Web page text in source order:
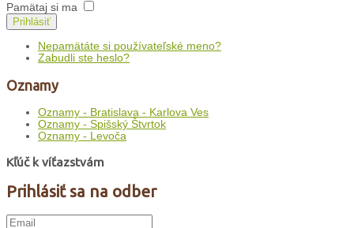
Pamätaj si ma
Prihlásiť
Nepamätáte si používateľské meno?
Zabudli ste heslo?
Oznamy
Oznamy - Bratislava - Karlova Ves
Oznamy - Spišský Štvrtok
Oznamy - Levoča
Kľúč k víťazstvám
Prihlásiť sa na odber